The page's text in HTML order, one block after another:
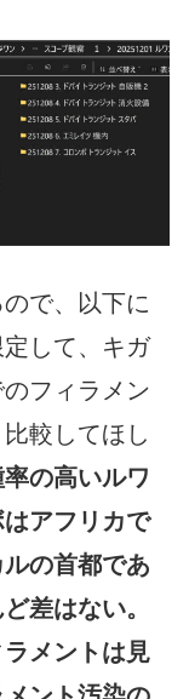
で、以下に
して、キガ
フィラメン
較してほし
の高いルワ
アフリカで
の首都であ
差はない。
メントは見